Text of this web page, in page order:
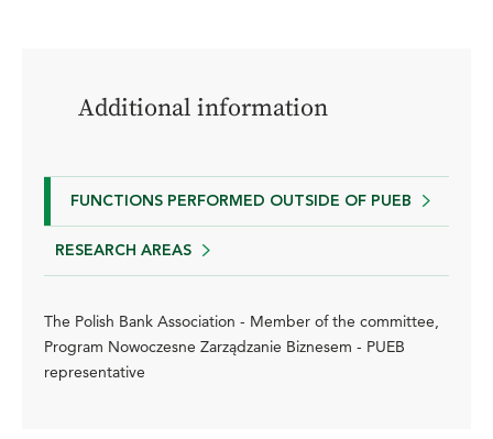
Additional information
FUNCTIONS PERFORMED OUTSIDE OF PUEB
RESEARCH AREAS
The Polish Bank Association - Member of the committee,
Program Nowoczesne Zarządzanie Biznesem - PUEB
representative